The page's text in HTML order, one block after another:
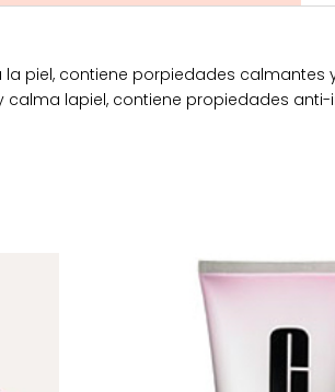
piel, contiene porpiedades
calma lapiel, contiene propiedades